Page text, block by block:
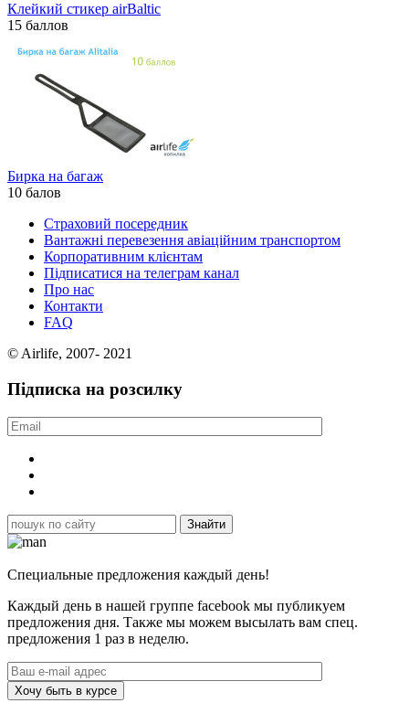
Клейкий стикер airBaltic
15 баллов
Бирка на багаж
10 балов
Страховий посередник
Вантажні перевезення авіаційним транспортом
Корпоративним клієнтам
Підписатися на телеграм канал
Про нас
Контакти
FAQ
© Airlife, 2007- 2021
Підписка на розсилку
Специальные предложения каждый день!
Каждый день в нашей группе facebook мы публикуем
предложения дня. Также мы можем высылать вам спец.
предложения 1 раз в неделю.
Хочу быть в курсе